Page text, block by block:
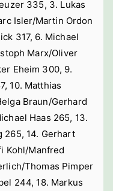
335, 3. Lukas
Isler/Martin Ordon
317, 6. Michael
Marx/Oliver
Eheim 300, 9.
10. Matthias
Braun/Gerhard
Haas 265, 13.
265, 14. Gerhart
Kohl/Manfred
Thomas Pimper
244, 18. Markus